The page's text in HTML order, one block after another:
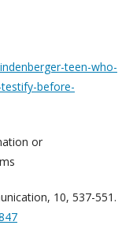
teen-who-
before-
or
10, 537-551.